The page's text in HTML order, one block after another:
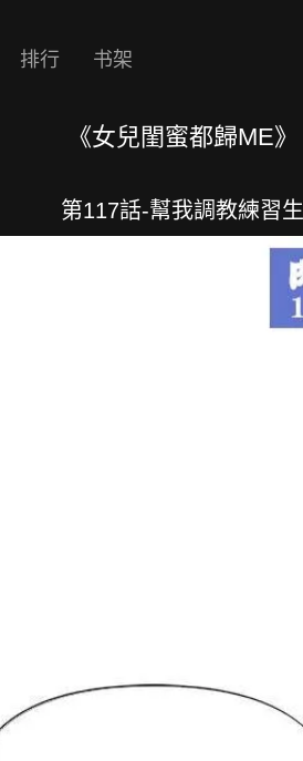
排行 书架
《女兒閨蜜都歸ME》
第117話-幫我調教練習生